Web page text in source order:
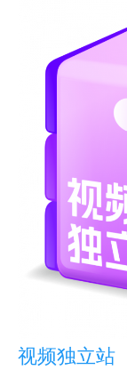
视频独立站